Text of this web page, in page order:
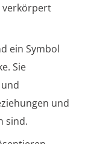
verkörpert
ein Symbol
Sie
und
sind.